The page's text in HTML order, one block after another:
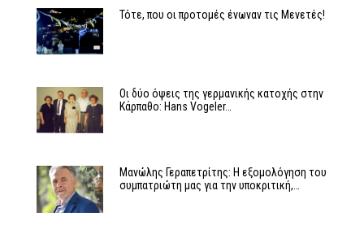
Τότε, που οι προτομές ένωναν τις Μενετές!
Οι δύο όψεις της γερμανικής κατοχής στην
Κάρπαθο: Hans Vogeler…
Μανώλης Γεραπετρίτης: Η εξομολόγηση του
συμπατριώτη μας για την υποκριτική,…